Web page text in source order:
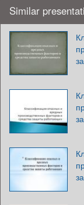
Similar